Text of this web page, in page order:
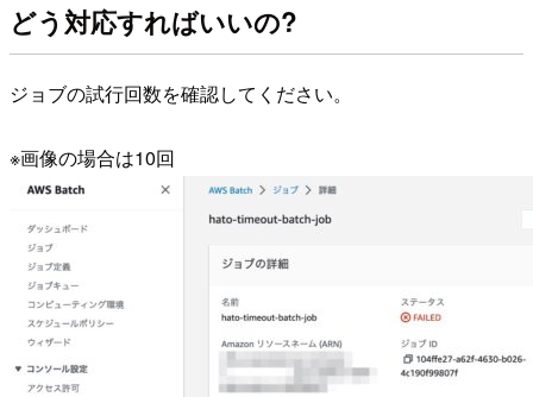
どう対応すればいいの?
ジョブの試行回数を確認してください。
※画像の場合は10回